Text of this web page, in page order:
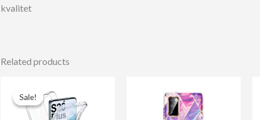
kvalitet
Related products
Sale!
Sale!